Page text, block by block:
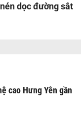
dọc đường sắt
cao Hưng Yên gần